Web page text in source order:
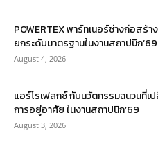
POWERTEX พาร์ทเนอร์ช่างก่อสร้
ยกระดับมาตรฐานในงานสถาปนิก’69
August 4, 2026
แอร์โรเฟลกซ์ กับนวัตกรรมฉนวนที่เ
การอยู่อาศัย ในงานสถาปนิก’69
August 3, 2026